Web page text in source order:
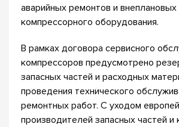
аварийных ремонтов и внеплановых
компрессорного оборудования.
В рамках договора сервисного
компрессоров предусмотрено
запасных частей и расходных
проведения технического
ремонтных работ. С уходом
производителей запасных частей и